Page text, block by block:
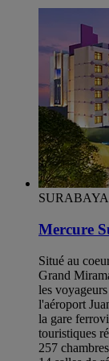
Mercure
Situé au
Grand
les
l'aéroport
la gare
touristiques
257